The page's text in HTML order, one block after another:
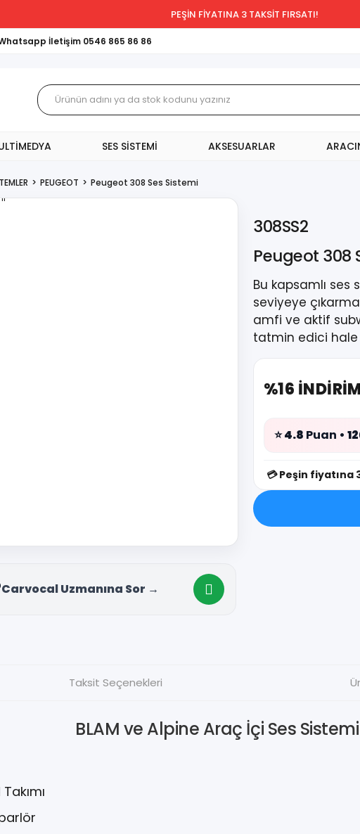
PEŞİN FİYATINA 3 TAKSİT FIRSATI!
İletişim 0546 865 86 86
SES SİSTEMİ AKSESUARLAR
PEUGEOT Peugeot 308 Ses Sistemi
Carvocal Uzmanına Sor →
308SS2
Peugeot 308
Bu kapsamlı
seviyeye
amfi ve aktif
tatmin edici hale
%16 İNDİRİM
⭐4.8 Puan •
💳 Peşin fiyatına
Taksit Seçenekleri
BLAM ve Alpine Araç İçi Ses